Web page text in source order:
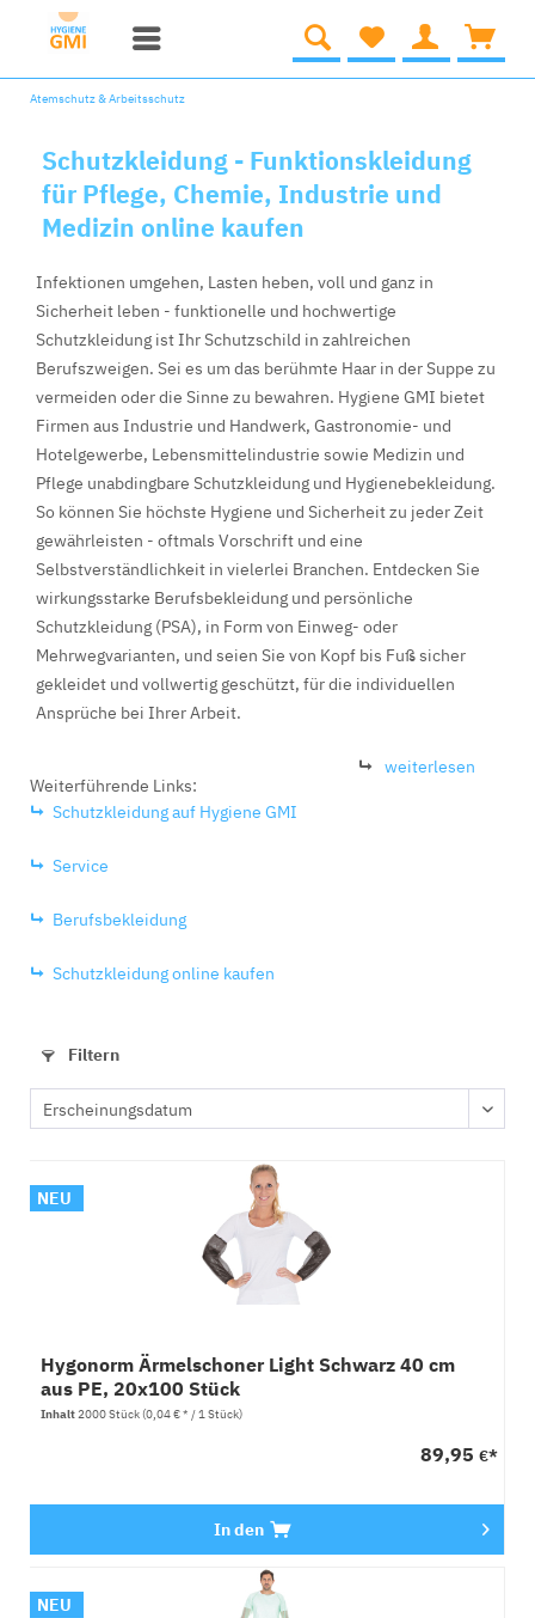
Atemschutz & Arbeitsschutz
Schutzkleidung - Funktionskleidung
für Pflege, Chemie, Industrie und
Medizin online kaufen
Infektionen umgehen, Lasten heben, voll und ganz in
Sicherheit leben - funktionelle und hochwertige
Schutzkleidung ist Ihr Schutzschild in zahlreichen
Berufszweigen. Sei es um das berühmte Haar in der Suppe zu
vermeiden oder die Sinne zu bewahren. Hygiene GMI bietet
Firmen aus Industrie und Handwerk, Gastronomie- und
Hotelgewerbe, Lebensmittelindustrie sowie Medizin und
Pflege unabdingbare Schutzkleidung und Hygienebekleidung.
So können Sie höchste Hygiene und Sicherheit zu jeder Zeit
gewährleisten - oftmals Vorschrift und eine
Selbstverständlichkeit in vielerlei Branchen. Entdecken Sie
wirkungsstarke Berufsbekleidung und persönliche
Schutzkleidung (PSA), in Form von Einweg- oder
Mehrwegvarianten, und seien Sie von Kopf bis Fuß sicher
gekleidet und vollwertig geschützt, für die individuellen
Ansprüche bei Ihrer Arbeit.
weiterlesen
Weiterführende Links:
Schutzkleidung auf Hygiene GMI
Service
Berufsbekleidung
Schutzkleidung online kaufen
Filtern
NEU
Hygonorm Ärmelschoner Light Schwarz 40 cm
aus PE, 20x100 Stück
Inhalt2000 Stück(0,04 € * / 1 Stück)
89,95 €*
In den
NEU